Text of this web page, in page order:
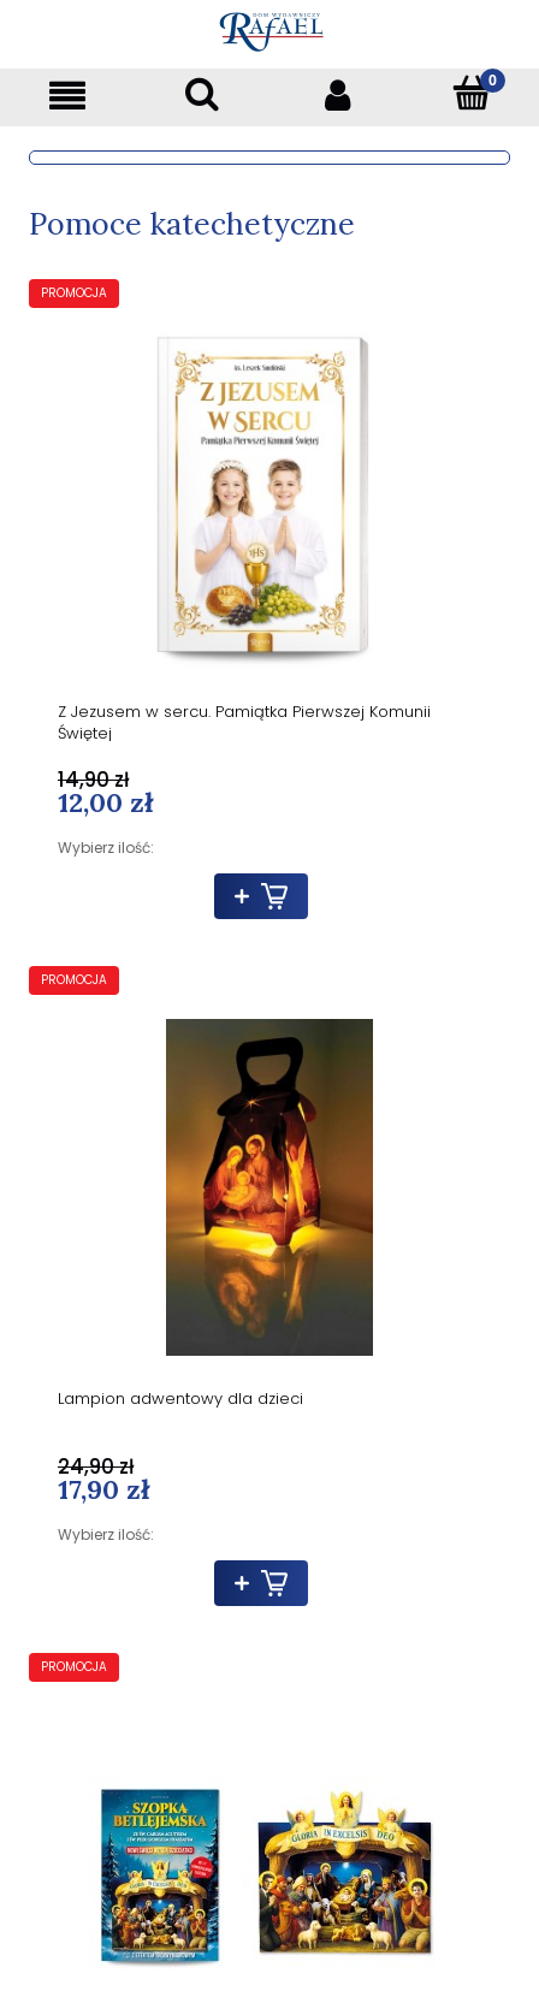
Pomoce katechetyczne
Z Jezusem w sercu. Pamiątka Pierwszej Komunii
Świętej
12,00 zł
Wybierz ilość:
14,90 zł
PROMOCJA
Lampion adwentowy dla dzieci
17,90 zł
Wybierz ilość:
24,90 zł
PROMOCJA
PROMOCJA